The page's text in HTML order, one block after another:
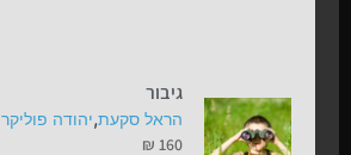
גיבור
הראל סקעת,יהודה פוליקר
₪ 160